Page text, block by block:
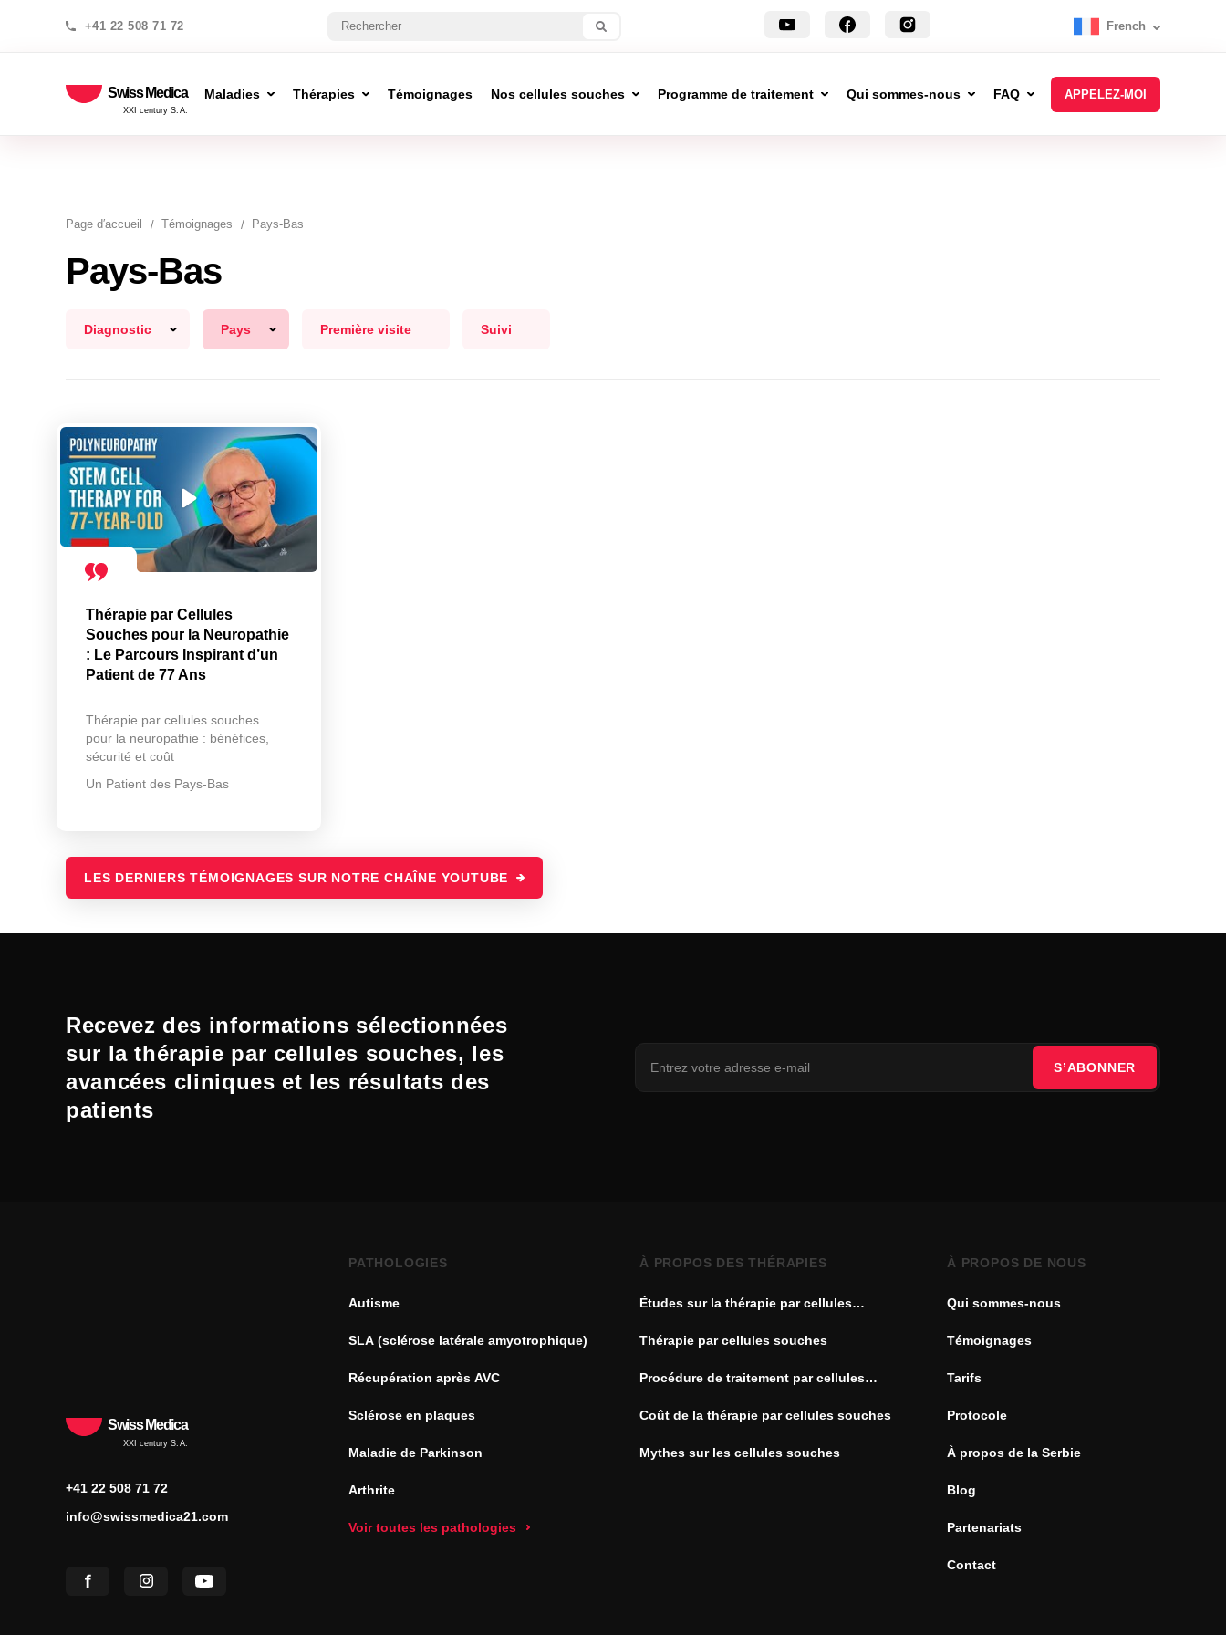
+41 22 508 71 72 French
Swiss Medica
XXI century S.A.
Maladies Thérapies Témoignages Nos cellules souches Programme de traitement Qui sommes-nous FAQ APPELEZ-MOI
Page d′accueil Témoignages Pays-Bas
Pays-Bas
Diagnostic Pays Première visite Suivi
Thérapie par Cellules
Souches pour la Neuropathie
: Le Parcours Inspirant d’un
Patient de 77 Ans
Thérapie par cellules souches
pour la neuropathie : bénéfices,
sécurité et coût
Un Patient des Pays-Bas
LES DERNIERS TÉMOIGNAGES SUR NOTRE CHAÎNE YOUTUBE
Recevez des informations sélectionnées
sur la thérapie par cellules souches, les
avancées cliniques et les résultats des
patients
S’ABONNER
Swiss Medica
XXI century S.A.
+41 22 508 71 72
info@swissmedica21.com
PATHOLOGIES
Autisme
SLA (sclérose latérale amyotrophique)
Récupération après AVC
Sclérose en plaques
Maladie de Parkinson
Arthrite
Voir toutes les pathologies
À PROPOS DES THÉRAPIES
Études sur la thérapie par cellules
Thérapie par cellules souches
Procédure de traitement par cellules
Coût de la thérapie par cellules souches
Mythes sur les cellules souches
À PROPOS DE NOUS
Qui sommes-nous
Témoignages
Tarifs
Protocole
À propos de la Serbie
Blog
Partenariats
Contact